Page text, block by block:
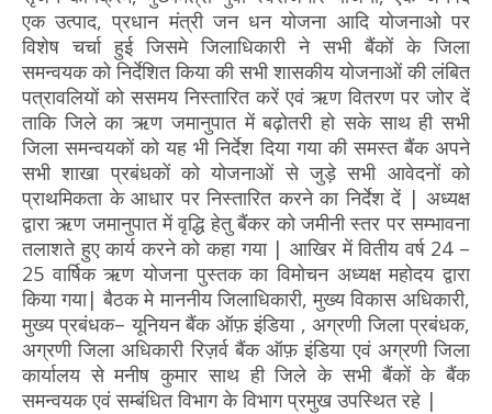
एक उत्पाद, प्रधान मंत्री जन धन योजना आदि योजनाओ पर
विशेष चर्चा हुई जिसमे जिलाधिकारी ने सभी बैंकों के जिला
समन्वयक को निर्देशित किया की सभी शासकीय योजनाओं की लंबित
पत्रावलियों को ससमय निस्तारित करें एवं ऋण वितरण पर जोर दें
ताकि जिले का ऋण जमानुपात में बढ़ोतरी हो सके साथ ही सभी
जिला समन्वयकों को यह भी निर्देश दिया गया की समस्त बैंक अपने
सभी शाखा प्रबंधकों को योजनाओं से जुड़े सभी आवेदनों को
प्राथमिकता के आधार पर निस्तारित करने का निर्देश दें | अध्यक्ष
द्वारा ऋण जमानुपात में वृद्धि हेतु बैंकर को जमीनी स्तर पर सम्भावना
तलाशते हुए कार्य करने को कहा गया | आखिर में वितीय वर्ष 24 –
25 वार्षिक ऋण योजना पुस्तक का विमोचन अध्यक्ष महोदय द्वारा
किया गया| बैठक मे माननीय जिलाधिकारी, मुख्य विकास अधिकारी,
मुख्य प्रबंधक– यूनियन बैंक ऑफ़ इंडिया , अग्रणी जिला प्रबंधक,
अग्रणी जिला अधिकारी रिज़र्व बैंक ऑफ़ इंडिया एवं अग्रणी जिला
कार्यालय से मनीष कुमार साथ ही जिले के सभी बैंकों के बैंक
समन्वयक एवं सम्बंधित विभाग के विभाग प्रमुख उपस्थित रहे |